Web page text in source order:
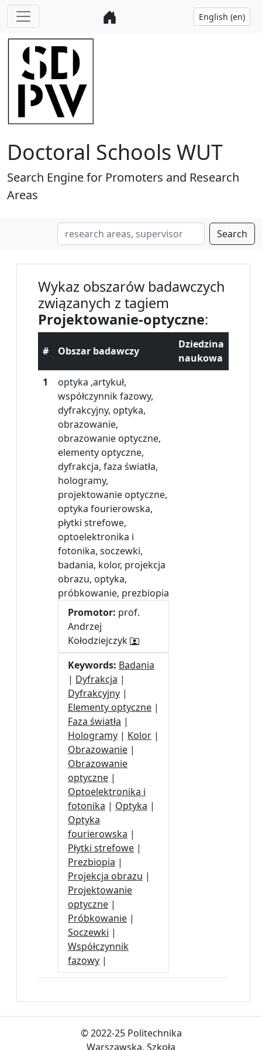
Doctoral Schools WUT
Search Engine for Promoters and Research
Areas
Search
Wykaz obszarów badawczych
związanych z tagiem
Projektowanie-optyczne:
# Obszar badawczy
Dziedzina
naukowa
1
optyka ,artykuł,
współczynnik fazowy,
dyfrakcyjny, optyka,
obrazowanie,
obrazowanie optyczne,
elementy optyczne,
dyfrakcja, faza światła,
hologramy,
projektowanie optyczne,
optyka fourierowska,
płytki strefowe,
optoelektronika i
fotonika, soczewki,
badania, kolor, projekcja
obrazu, optyka,
próbkowanie, prezbiopia
Promotor: prof.
Andrzej
Kołodziejczyk
Keywords: Badania
| Dyfrakcja |
Dyfrakcyjny |
Elementy optyczne |
Faza światła |
Hologramy | Kolor |
Obrazowanie |
Obrazowanie
optyczne |
Optoelektronika i
fotonika | Optyka |
Optyka
fourierowska |
Płytki strefowe |
Prezbiopia |
Projekcja obrazu |
Projektowanie
optyczne |
Próbkowanie |
Soczewki |
Współczynnik
fazowy |
© 2022-25 Politechnika
Warszawska, Szkoła